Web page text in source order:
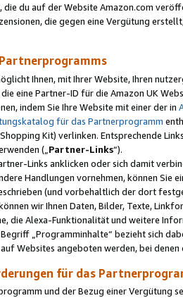
du auf der Website Amazon.com
die gegen eine Vergütung
Ihnen, mit Ihrer Website, Ihren
eine Partner-ID für die Amazon UK
indem Sie Ihre Website mit einer der in
für das Partnerprogramm
Kit) verlinken. Entsprechende
(„ Partner-Links“).
Links anklicken oder sich damit
Handlungen vornehmen, können Sie
(und vorbehaltlich der dort
wir Ihnen Daten, Bilder, Texte,
die Alexa-Funktionalität und weitere
„Programminhalte“ bezieht sich
Websites angeboten werden, bei
für das
und der Bezug einer Vergütung